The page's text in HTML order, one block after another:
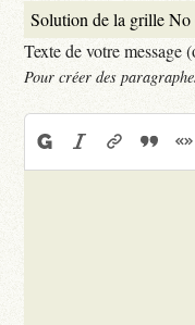
Texte de votre message
Pour créer des